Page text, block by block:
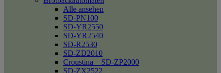
Alle ansehen
SD-PN100
SD-YR2550
SD-YR2540
SD-R2530
SD-ZD2010
Croustina – SD-ZP2000
SD-ZX2522